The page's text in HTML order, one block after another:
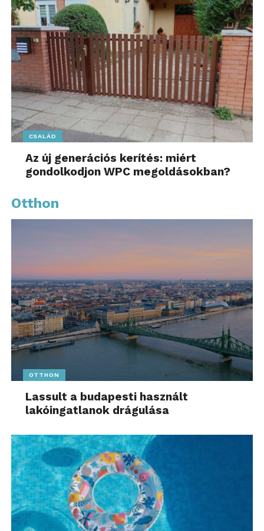
CSALÁD
Az új generációs kerítés: miért
gondolkodjon WPC megoldásokban?
Otthon
OTTHON
Lassult a budapesti használt
lakóingatlanok drágulása